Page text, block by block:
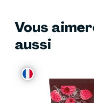
Vous
aussi